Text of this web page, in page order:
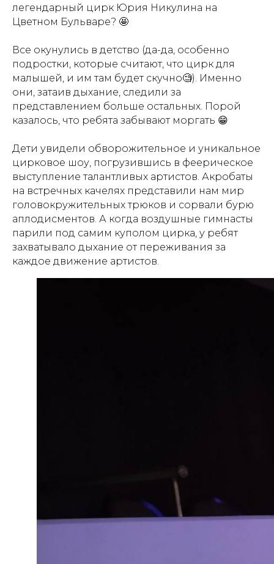
легендарный цирк Юрия Никулина на
Цветном Бульваре? 🤩
Все окунулись в детство (да-да, особенно
подростки, которые считают, что цирк для
малышей, и им там будет скучно🧐). Именно
они, затаив дыхание, следили за
представлением больше остальных. Порой
казалось, что ребята забывают моргать 😁
Дети увидели обворожительное и уникальное
цирковое шоу, погрузившись в феерическое
выступление талантливых артистов. Акробаты
на встречных качелях представили нам мир
головокружительных трюков и сорвали бурю
аплодисментов. А когда воздушные гимнасты
парили под самим куполом цирка, у ребят
захватывало дыхание от переживания за
каждое движение артистов.